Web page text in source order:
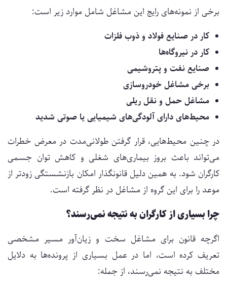
برخی از نمونه‌های رایج این مشاغل شامل موارد زیر است:
کار در صنایع فولاد و ذوب فلزات
کار در نیروگاه‌ها
صنایع نفت و پتروشیمی
برخی مشاغل خودروسازی
مشاغل حمل و نقل ریلی
محیط‌های دارای آلودگی‌های شیمیایی یا صوتی شدید
در چنین محیط‌هایی، قرار گرفتن طولانی‌مدت در معرض خطرات
می‌تواند باعث بروز بیماری‌های شغلی و کاهش توان جسمی
کارگران شود. به همین دلیل قانونگذار امکان بازنشستگی زودتر از
موعد را برای این گروه از مشاغل در نظر گرفته است.
چرا بسیاری از کارگران به نتیجه نمی‌رسند؟
اگرچه قانون برای مشاغل سخت و زیان‌آور مسیر مشخصی
تعریف کرده است، اما در عمل بسیاری از پرونده‌ها به دلایل
مختلف به نتیجه نمی‌رسند، از جمله: